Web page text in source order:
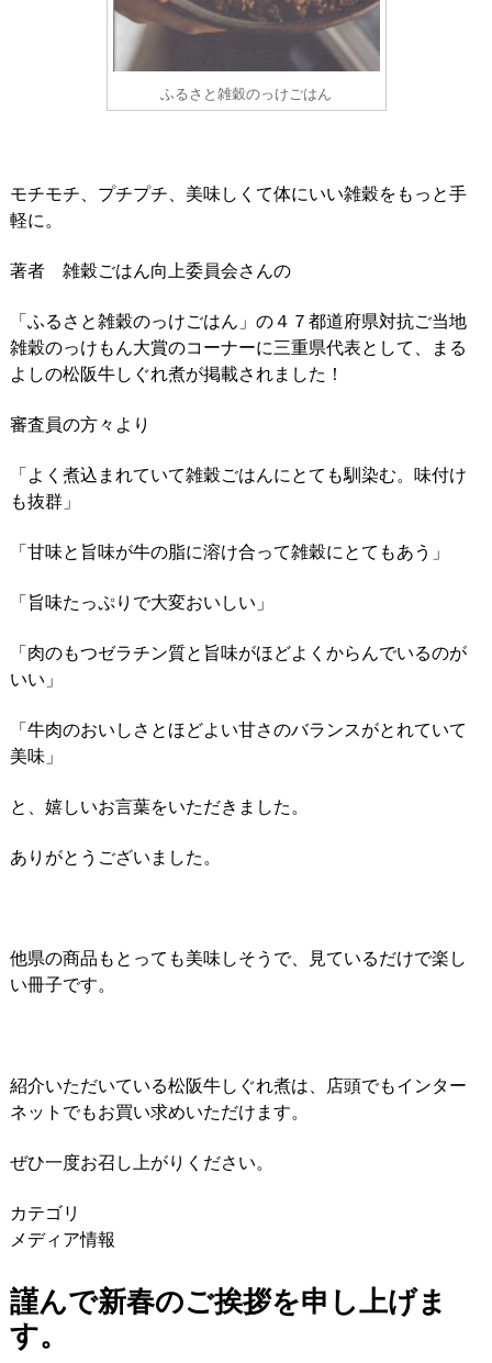
ふるさと雑穀のっけごはん
モチモチ、プチプチ、美味しくて体にいい雑穀をもっと手
軽に。
著者 雑穀ごはん向上委員会さんの
「ふるさと雑穀のっけごはん」の４７都道府県対抗ご当地
雑穀のっけもん大賞のコーナーに三重県代表として、まる
よしの松阪牛しぐれ煮が掲載されました！
審査員の方々より
「よく煮込まれていて雑穀ごはんにとても馴染む。味付け
も抜群」
「甘味と旨味が牛の脂に溶け合って雑穀にとてもあう」
「旨味たっぷりで大変おいしい」
「肉のもつゼラチン質と旨味がほどよくからんでいるのが
いい」
「牛肉のおいしさとほどよい甘さのバランスがとれていて
美味」
と、嬉しいお言葉をいただきました。
ありがとうございました。
他県の商品もとっても美味しそうで、見ているだけで楽し
い冊子です。
紹介いただいている松阪牛しぐれ煮は、店頭でもインター
ネットでもお買い求めいただけます。
ぜひ一度お召し上がりください。
カテゴリ
メディア情報
謹んで新春のご挨拶を申し上げま
す。